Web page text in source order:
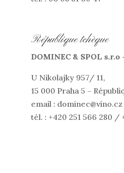
République tchèque
DOMINEC & SPOL s.r.o
U Nikolajky 957/ 11,
15 000 Praha 5 –
email : dominec@vino.cz
tél. : +420 251 566 280 /